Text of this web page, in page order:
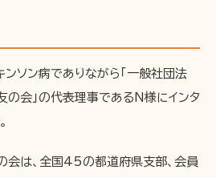
ソン病でありながら「一般社団法
の会」の代表理事であるN様にインタ
会は、全国45の都道府県支部、会員